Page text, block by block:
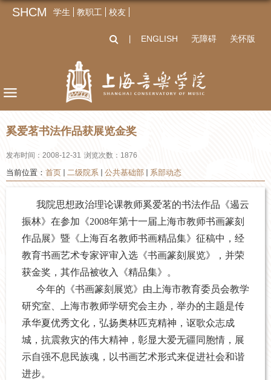
SHCM 学生 教职工 校友
ENGLISH 无障碍 关怀版
奚爱茗书法作品获展览金奖
发布时间：2008-12-31 浏览次数： 1876
当前位置： 首页 二级院系 公共基础部 系部动态
我院思想政治理论课教师奚爱茗的书法作品《遏云
振林》在参加《2008年第十一届上海市教师书画篆刻
作品展》暨《上海百名教师书画精品集》征稿中，经
教育书画艺术专家评审入选《书画篆刻展览》，并荣
获金奖，其作品被收入《精品集》。
今年的《书画篆刻展览》由上海市教育委员会教学
研究室、上海市教师学研究会主办，举办的主题是传
承华夏优秀文化，弘扬奥林匹克精神，讴歌众志成
城，抗震救灾的伟大精神，彰显大爱无疆同胞情，展
示自强不息民族魂，以书画艺术形式来促进社会和谐
进步。